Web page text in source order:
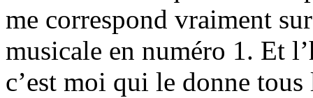
me correspond vraiment
musicale en numéro 1. Et
c’est moi qui le donne tous